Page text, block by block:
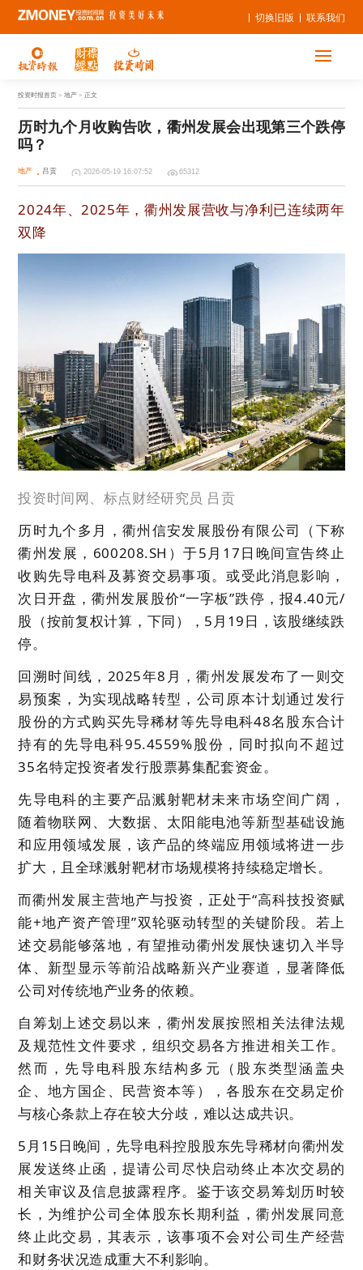
联系我们
切换旧版
投资时报首页 > 地产 > 正文
历时九个月收购告吹，衢州发展会出现第三个跌停
吗？
地产 吕贡 2026-05-19 16:07:52 65312
2024年、2025年，衢州发展营收与净利已连续两年
双降
投资时间网、标点财经研究员 吕贡
历时九个多月，衢州信安发展股份有限公司（下称
衢州发展，600208.SH）于5月17日晚间宣告终止
收购先导电科及募资交易事项。或受此消息影响，
次日开盘，衢州发展股价“一字板”跌停，报4.40元/
股（按前复权计算，下同），5月19日，该股继续跌
停。
回溯时间线，2025年8月，衢州发展发布了一则交
易预案，为实现战略转型，公司原本计划通过发行
股份的方式购买先导稀材等先导电科48名股东合计
持有的先导电科95.4559%股份，同时拟向不超过
35名特定投资者发行股票募集配套资金。
先导电科的主要产品溅射靶材未来市场空间广阔，
随着物联网、大数据、太阳能电池等新型基础设施
和应用领域发展，该产品的终端应用领域将进一步
扩大，且全球溅射靶材市场规模将持续稳定增长。
而衢州发展主营地产与投资，正处于“高科技投资赋
能+地产资产管理”双轮驱动转型的关键阶段。若上
述交易能够落地，有望推动衢州发展快速切入半导
体、新型显示等前沿战略新兴产业赛道，显著降低
公司对传统地产业务的依赖。
自筹划上述交易以来，衢州发展按照相关法律法规
及规范性文件要求，组织交易各方推进相关工作。
然而，先导电科股东结构多元（股东类型涵盖央
企、地方国企、民营资本等），各股东在交易定价
与核心条款上存在较大分歧，难以达成共识。
5月15日晚间，先导电科控股股东先导稀材向衢州发
展发送终止函，提请公司尽快启动终止本次交易的
相关审议及信息披露程序。鉴于该交易筹划历时较
长，为维护公司全体股东长期利益，衢州发展同意
终止此交易，其表示，该事项不会对公司生产经营
和财务状况造成重大不利影响。